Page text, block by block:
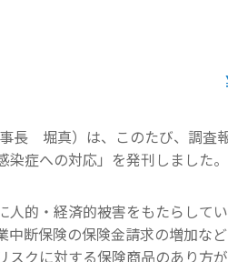
長 堀真）は、このたび、調査
症への対応」を発刊しました。
的・経済的被害をもたらして
断保険の保険金請求の増加な
クに対する保険商品のあり方